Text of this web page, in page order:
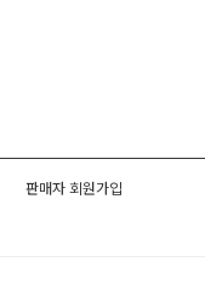
판매자 회원가입